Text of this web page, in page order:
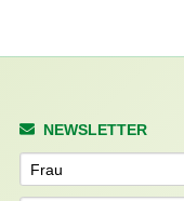
NEWSLETTER
Anrede